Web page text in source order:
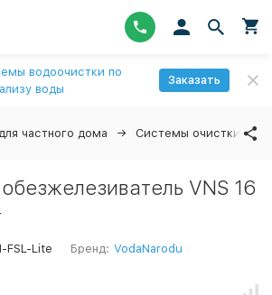
водоочистки по
воды
Заказать
частного дома Системы очистки воды
VNS 16
FSL-Lite Бренд: VodaNarodu